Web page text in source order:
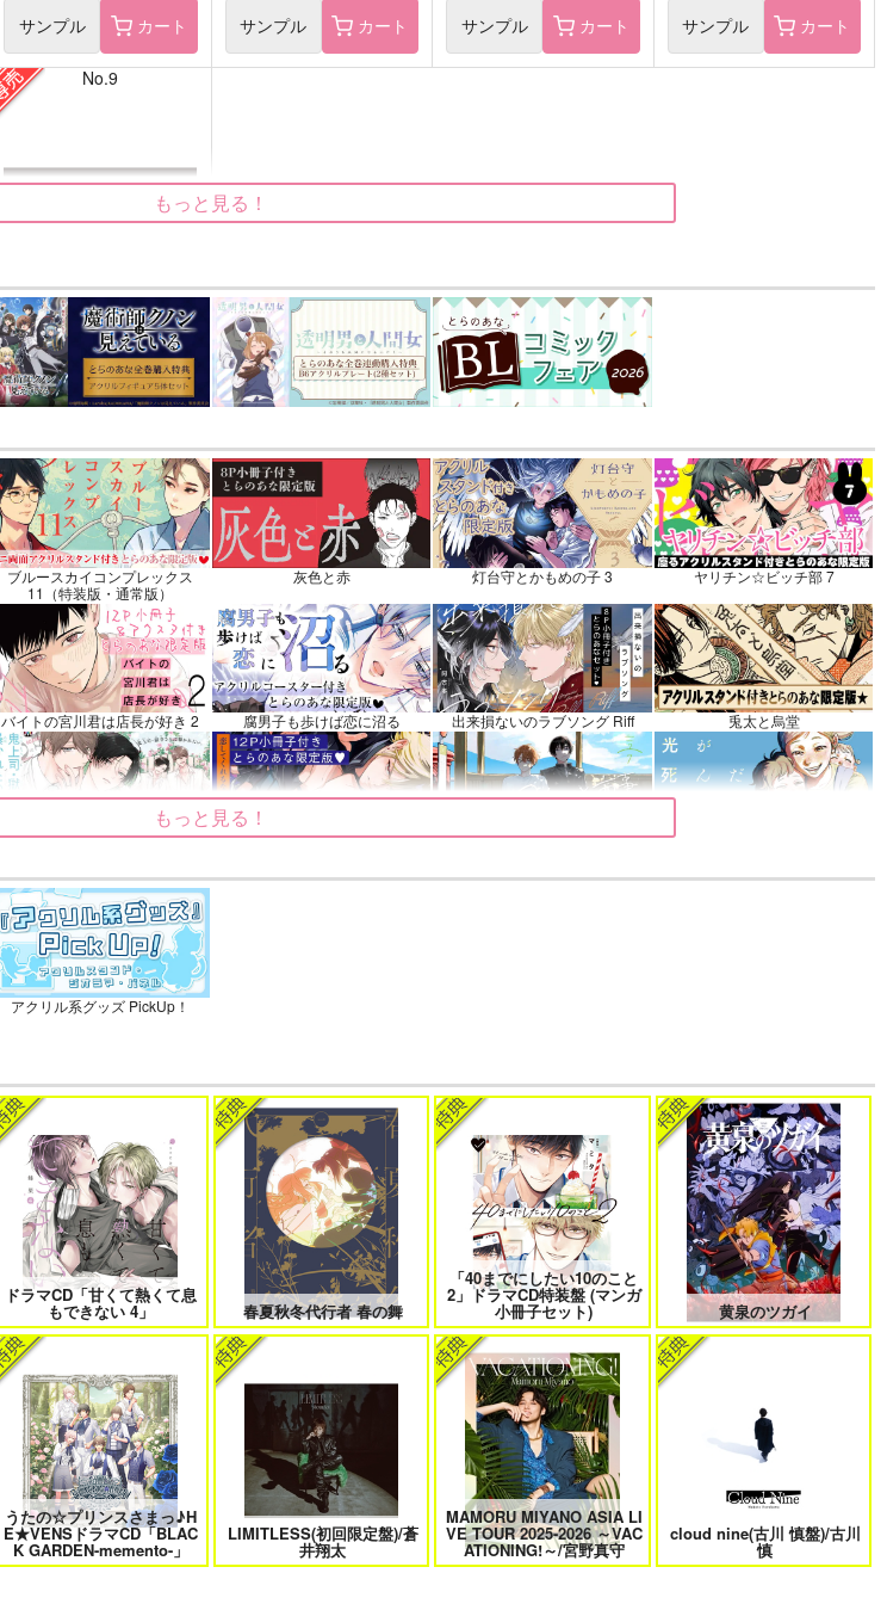
サンプル カート サンプル カート サンプル カート サンプル カート
No.9
Elements
専売 583円（税込）
鎧真伝サムライトルーパー
サンプル カート
もっと見る！
ブルースカイコンプレックス
11（特装版・通常版）
灰色と赤 灯台守とかもめの子 3 ヤリチン☆ビッチ部 7
バイトの宮川君は店長が好き 2 腐男子も歩けば恋に沼る 出来損ないのラブソング Riff 兎太と烏堂
忠犬部下とツンデレ少尉 2
愛とかいろいろあるところ あなたは俺の運命でしょ！！
やらしく躾けて愛してあげる－
Dom／Subユニバース－２
最狂ヤンキーが僕だけに夢中な
件！？
エンドロールは地獄まで 2 嘘つきなキスで今日もバイバイ 好きとおかえり 25時、赤坂で 6
自分しか知らない彼氏の一面 1 明日もきみに会いに行く 2 平野と鍵浦 7 せんせいの金曜日
オレはお前に推されたい!! 隠れ狼と流され子羊 夫を味方にする方法 5 甘くて熱くて息もできない 4
もっと見る！
アクリル系グッズ PickUp！
ドラマCD「甘くて熱くて息
もできない 4」 春夏秋冬代行者 春の舞
「40までにしたい10のこと
2」ドラマCD特装盤 (マンガ
小冊子セット) 黄泉のツガイ
うたの☆プリンスさまっ♪H
E★VENSドラマCD「BLAC
K GARDEN-memento-」
LIMITLESS(初回限定盤)/蒼
井翔太
MAMORU MIYANO ASIA LI
VE TOUR 2025-2026 ～VAC
ATIONING!～/宮野真守
cloud nine(古川 慎盤)/古川
慎